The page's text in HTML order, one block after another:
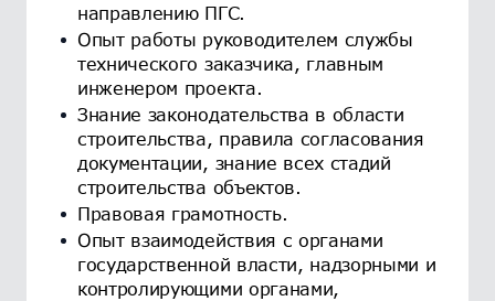
направлению ПГС.
Опыт работы руководителем службы
технического заказчика, главным
инженером проекта.
Знание законодательства в области
строительства, правила согласования
документации, знание всех стадий
строительства объектов.
Правовая грамотность.
Опыт взаимодействия с органами
государственной власти, надзорными и
контролирующими органами,